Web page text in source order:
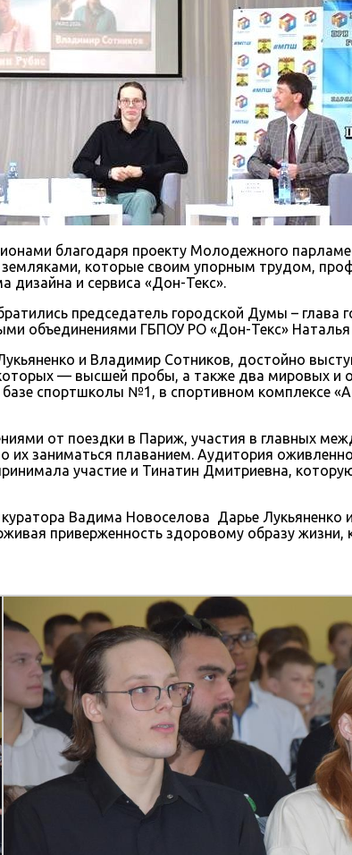
благодаря проекту Молодежного
которые своим упорным трудом,
дизайна и сервиса «Дон-Текс».
председатель городской Думы – глава
объединениями ГБПОУ РО «Дон-Текс» Наталья
и Владимир Сотников, достойно
— высшей пробы, а также два мировых и
спортшколы №1, в спортивном комплексе
от поездки в Париж, участия в главных
их заниматься плаванием. Аудитория
участие и Тинатин Дмитриевна,
Вадима Новоселова Дарье Лукьяненко
приверженность здоровому образу жизни,